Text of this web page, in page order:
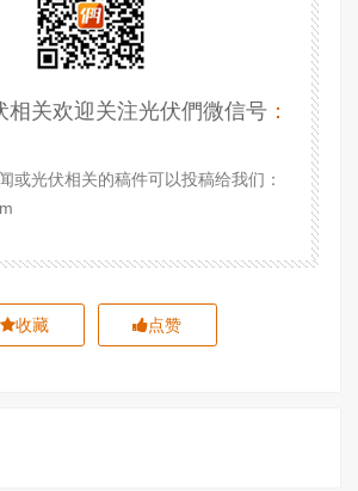
相关欢迎关注光伏們微信号 ：
或光伏相关的稿件可以投稿给我们：
收藏 点赞